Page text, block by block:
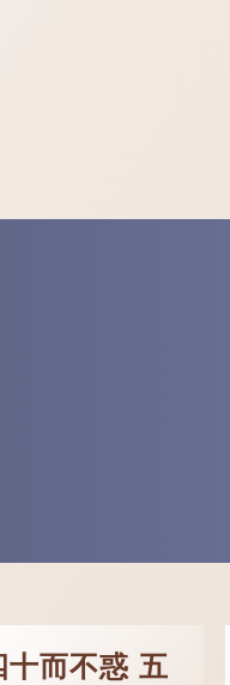
十而不惑 五